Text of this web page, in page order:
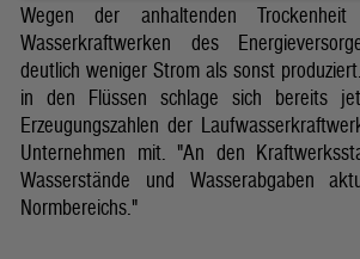
Wegen der anhaltenden
Wasserkraftwerken des
deutlich weniger Strom als sonst
in den Flüssen schlage sich bereits
Erzeugungszahlen der
Unternehmen mit. "An den
Wasserstände und Wasserabgaben
Normbereichs."